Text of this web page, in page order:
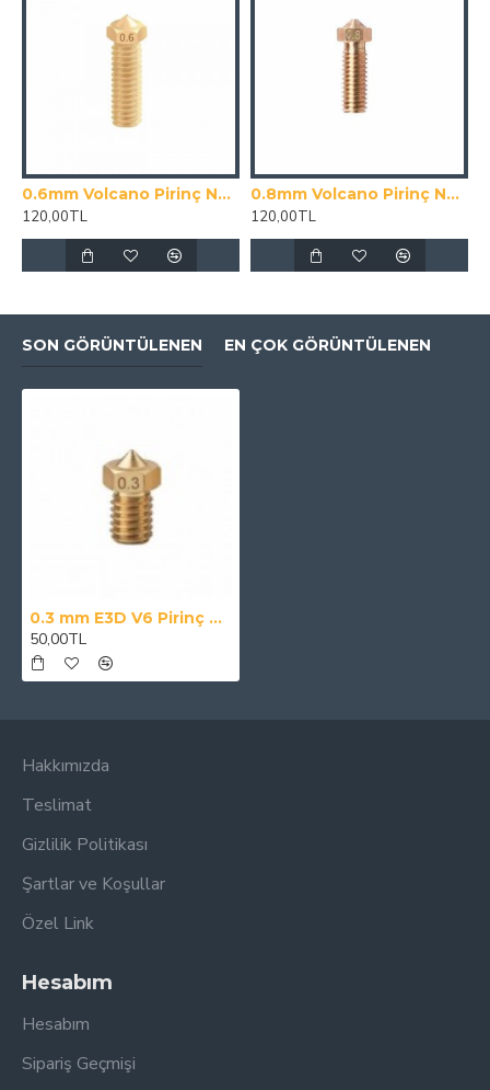
0.6mm Volcano Pirinç Nozzle - 1.75mm
120,00TL
0.8mm Volcano Pirinç Nozzle - 3mm
120,00TL
SON GÖRÜNTÜLENEN EN ÇOK GÖRÜNTÜLENEN
0.3 mm E3D V6 Pirinç Nozzle 3D Yazıcı Nozul 1.75mm
50,00TL
Hakkımızda
Teslimat
Gizlilik Politikası
Şartlar ve Koşullar
Özel Link
Hesabım
Hesabım
Sipariş Geçmişi